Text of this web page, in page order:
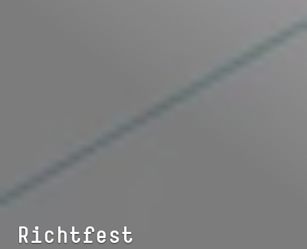
Richtfest